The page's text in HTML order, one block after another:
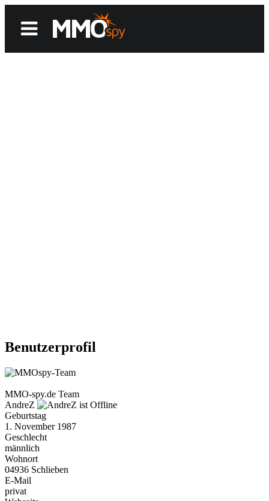
Benutzerprofil
MMO-spy.de Team
AndreZ
Geburtstag
1. November 1987
Geschlecht
männlich
Wohnort
04936 Schlieben
E-Mail
privat